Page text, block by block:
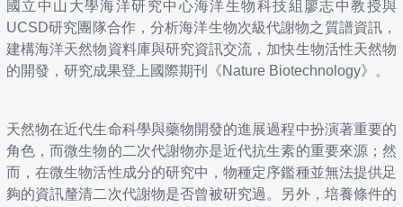
國立中山大學海洋研究中心海洋生物科技組廖志中教授與
UCSD研究團隊合作，分析海洋生物次級代謝物之質譜資訊，
建構海洋天然物資料庫與研究資訊交流，加快生物活性天然物
的開發，研究成果登上國際期刊《Nature Biotechnology》。
天然物在近代生命科學與藥物開發的進展過程中扮演著重要的
角色，而微生物的二次代謝物亦是近代抗生素的重要來源；然
而，在微生物活性成分的研究中，物種定序鑑種並無法提供足
夠的資訊釐清二次代謝物是否曾被研究過。另外，培養條件的